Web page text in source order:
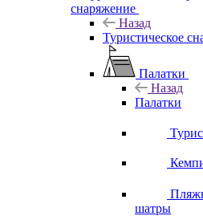
снаряжение
Назад
Туристическое
Палатки
Назад
Палатки
шатры